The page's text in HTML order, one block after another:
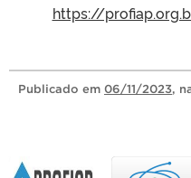
https://
Publicado em 06/11/2023,